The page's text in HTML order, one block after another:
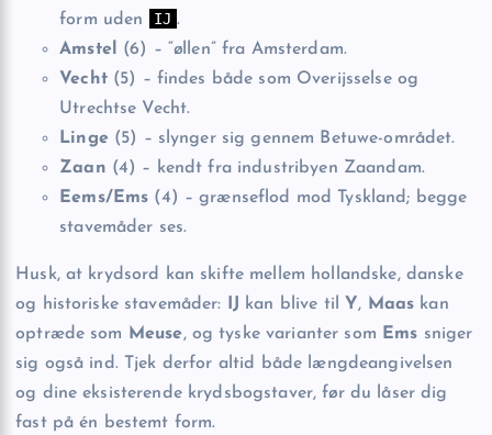
form uden
IJ .
Amstel
(6) – “øllen” fra Amsterdam.
Vecht(5) – findes både som Overijsselse og
Utrechtse Vecht.
Linge(5) – slynger sig gennem Betuwe-området.
Zaan (4) – kendt fra industribyen Zaandam.
Eems/Ems (4) – grænseflod mod Tyskland; begge
stavemåder ses.
Husk, at krydsord kan skifte mellem hollandske, danske
og historiske stavemåder:
IJ kan blive til Y, Maas kan
optræde som
Meuse, og tyske varianter som Ems sniger
sig også ind. Tjek derfor altid både længdeangivelsen
og dine eksisterende krydsbogstaver, før du låser dig
fast på én bestemt form.